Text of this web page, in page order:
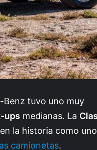
Benz tuvo uno muy
ups medianas. La
la historia como
camionetas.